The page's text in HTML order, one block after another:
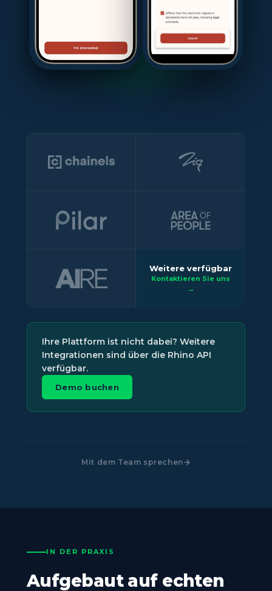
Weitere verfügbar
Kontaktieren Sie uns
→
Ihre Plattform ist nicht dabei? Weitere
Integrationen sind über die Rhino API
verfügbar.
Demo buchen
Mit dem Team sprechen
IN DER PRAXIS
Aufgebaut auf echten